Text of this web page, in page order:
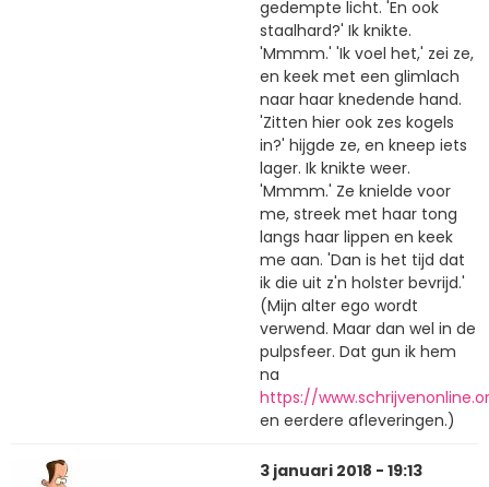
gedempte licht. 'En ook
staalhard?' Ik knikte.
'Mmmm.' 'Ik voel het,' zei ze,
en keek met een glimlach
naar haar knedende hand.
'Zitten hier ook zes kogels
in?' hijgde ze, en kneep iets
lager. Ik knikte weer.
'Mmmm.' Ze knielde voor
me, streek met haar tong
langs haar lippen en keek
me aan. 'Dan is het tijd dat
ik die uit z'n holster bevrijd.'
(Mijn alter ego wordt
verwend. Maar dan wel in de
pulpsfeer. Dat gun ik hem
na
https://
en eerdere afleveringen.)
3 januari 2018 - 19:13